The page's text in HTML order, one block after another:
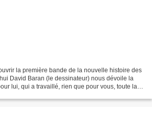
la première bande de la nouvelle histoire des
David Baran (le dessinateur) nous dévoile la
lui, qui a travaillé, rien que pour vous, toute la